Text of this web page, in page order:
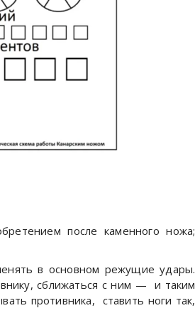
после каменного ножа;
в основном режущие удары.
сближаться с ним — и таким
противника, ставить ноги так,